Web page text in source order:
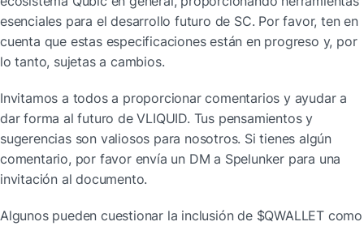
esenciales para el desarrollo futuro de SC. Por favor, ten en
cuenta que estas especificaciones están en progreso y, por
lo tanto, sujetas a cambios.
Invitamos a todos a proporcionar comentarios y ayudar a
dar forma al futuro de VLIQUID. Tus pensamientos y
sugerencias son valiosos para nosotros. Si tienes algún
comentario, por favor envía un DM a Spelunker para una
invitación al documento.
Algunos pueden cuestionar la inclusión de $QWALLET como